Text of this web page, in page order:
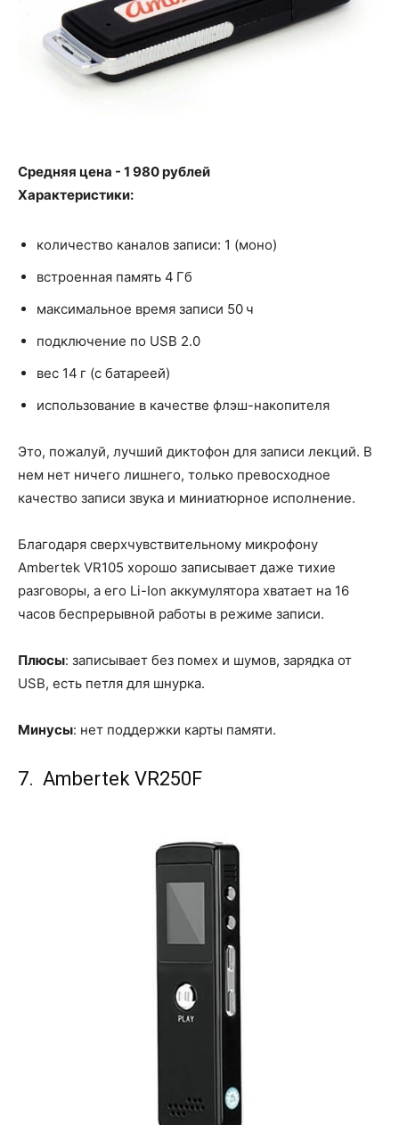
Средняя цена - 1 980 рублей
Характеристики:
количество каналов записи: 1 (моно)
встроенная память 4 Гб
максимальное время записи 50 ч
подключение по USB 2.0
вес 14 г (с батареей)
использование в качестве флэш-накопителя
Это, пожалуй, лучший диктофон для записи лекций. В
нем нет ничего лишнего, только превосходное
качество записи звука и миниатюрное исполнение.
Благодаря сверхчувствительному микрофону
Ambertek VR105 хорошо записывает даже тихие
разговоры, а его Li-Ion аккумулятора хватает на 16
часов беспрерывной работы в режиме записи.
Плюсы: записывает без помех и шумов, зарядка от
USB, есть петля для шнурка.
Минусы: нет поддержки карты памяти.
7. Ambertek VR250F